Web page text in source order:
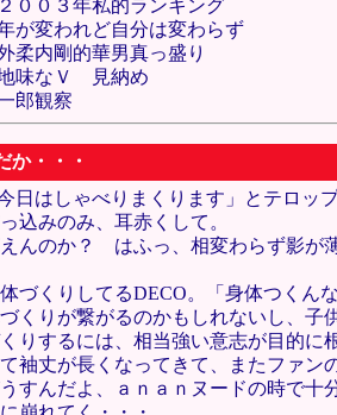
００３年私的ランキング
が変われど自分は変わらず
柔内剛的華男真っ盛り
味なＶ 見納め
郎観察
か・・・
日はしゃべりまくります」とテロ
込みのみ、耳赤くして。
んのか？ はふっ、相変わらず影が
づくりしてるDECO。「身体つく
くりが繋がるのかもしれないし、
りするには、相当強い意志が目的に
袖丈が長くなってきて、またファン
すんだよ、ａｎａｎヌードの時で十分